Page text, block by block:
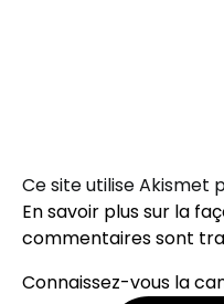
Ce site utilise Akismet
En savoir plus sur la
commentaires sont
Connaissez-vous la